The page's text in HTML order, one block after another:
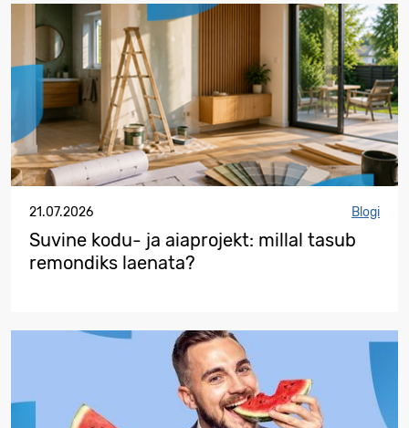
21.07.2026 Blogi
Suvine kodu- ja aiaprojekt: millal tasub
remondiks laenata?